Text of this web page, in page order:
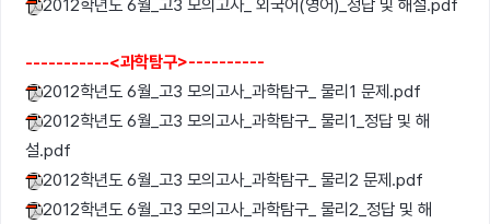
2012학년도 6월_고3 모의고사_ 외국어(영어)_정답 및 해설.pdf
-----------<과학탐구>----------
2012학년도 6월_고3 모의고사_과학탐구_ 물리1 문제.pdf
2012학년도 6월_고3 모의고사_과학탐구_ 물리1_정답 및 해
설.pdf
2012학년도 6월_고3 모의고사_과학탐구_ 물리2 문제.pdf
2012학년도 6월_고3 모의고사_과학탐구_ 물리2_정답 및 해